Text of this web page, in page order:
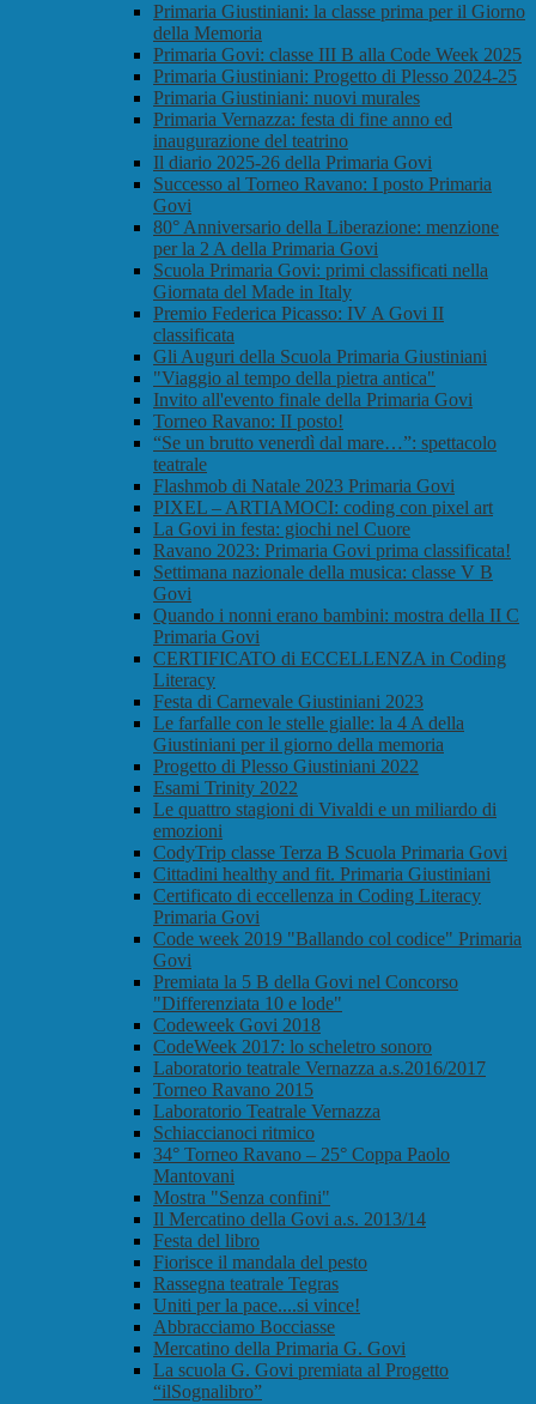
Primaria Giustiniani: la classe prima per il Giorno
della Memoria
Primaria Govi: classe III B alla Code Week 2025
Primaria Giustiniani: Progetto di Plesso 2024-25
Primaria Giustiniani: nuovi murales
Primaria Vernazza: festa di fine anno ed
inaugurazione del teatrino
Il diario 2025-26 della Primaria Govi
Successo al Torneo Ravano: I posto Primaria
Govi
80° Anniversario della Liberazione: menzione
per la 2 A della Primaria Govi
Scuola Primaria Govi: primi classificati nella
Giornata del Made in Italy
Premio Federica Picasso: IV A Govi II
classificata
Gli Auguri della Scuola Primaria Giustiniani
"Viaggio al tempo della pietra antica"
Invito all'evento finale della Primaria Govi
Torneo Ravano: II posto!
“Se un brutto venerdì dal mare…”: spettacolo
teatrale
Flashmob di Natale 2023 Primaria Govi
PIXEL – ARTIAMOCI: coding con pixel art
La Govi in festa: giochi nel Cuore
Ravano 2023: Primaria Govi prima classificata!
Settimana nazionale della musica: classe V B
Govi
Quando i nonni erano bambini: mostra della II C
Primaria Govi
CERTIFICATO di ECCELLENZA in Coding
Literacy
Festa di Carnevale Giustiniani 2023
Le farfalle con le stelle gialle: la 4 A della
Giustiniani per il giorno della memoria
Progetto di Plesso Giustiniani 2022
Esami Trinity 2022
Le quattro stagioni di Vivaldi e un miliardo di
emozioni
CodyTrip classe Terza B Scuola Primaria Govi
Cittadini healthy and fit. Primaria Giustiniani
Certificato di eccellenza in Coding Literacy
Primaria Govi
Code week 2019 "Ballando col codice" Primaria
Govi
Premiata la 5 B della Govi nel Concorso
"Differenziata 10 e lode"
Codeweek Govi 2018
CodeWeek 2017: lo scheletro sonoro
Laboratorio teatrale Vernazza a.s.2016/2017
Torneo Ravano 2015
Laboratorio Teatrale Vernazza
Schiaccianoci ritmico
34° Torneo Ravano – 25° Coppa Paolo
Mantovani
Mostra "Senza confini"
Il Mercatino della Govi a.s. 2013/14
Festa del libro
Fiorisce il mandala del pesto
Rassegna teatrale Tegras
Uniti per la pace....si vince!
Abbracciamo Bocciasse
Mercatino della Primaria G. Govi
La scuola G. Govi premiata al Progetto
“ilSognalibro”